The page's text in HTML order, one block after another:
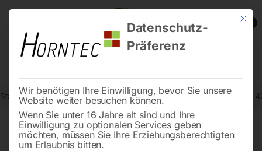
0
Start Werkstatttechnik Wagenheber Rangierwagenheber WWH
Mit
Datenschutz-
Präferenz
Wir benötigen Ihre Einwilligung, bevor Sie unsere
Website weiter besuchen können.
Wenn Sie unter 16 Jahre alt sind und Ihre
Einwilligung zu optionalen Services geben
möchten, müssen Sie Ihre Erziehungsberechtigten
um Erlaubnis bitten.